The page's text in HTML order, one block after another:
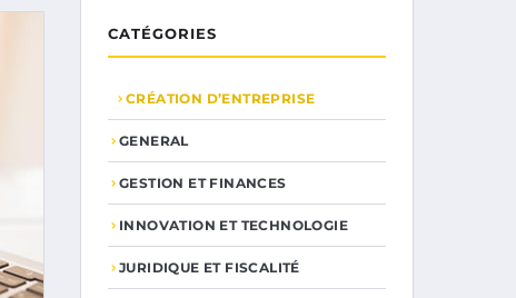
CATÉGORIES
CRÉATION D’ENTREPRISE
GENERAL
GESTION ET FINANCES
INNOVATION ET TECHNOLOGIE
JURIDIQUE ET FISCALITÉ